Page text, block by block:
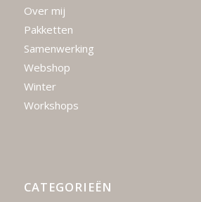
Over mij
Pakketten
Samenwerking
Webshop
Winter
Workshops
CATEGORIEËN